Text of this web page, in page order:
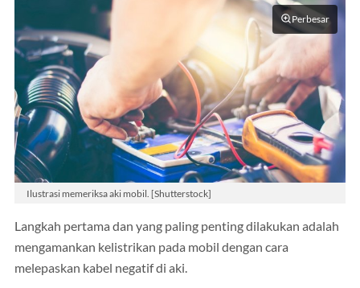
Perbesar
Ilustrasi memeriksa aki mobil. [Shutterstock]
Langkah pertama dan yang paling penting dilakukan adalah
mengamankan kelistrikan pada mobil dengan cara
melepaskan kabel negatif di aki.